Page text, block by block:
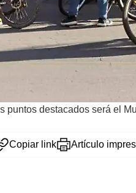
puntos destacados será el
Copiar link Artículo